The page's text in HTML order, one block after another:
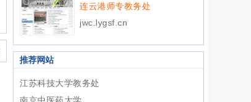
连云港师专教务处
jwc.lygsf.cn
推荐网站
江苏科技大学教务处